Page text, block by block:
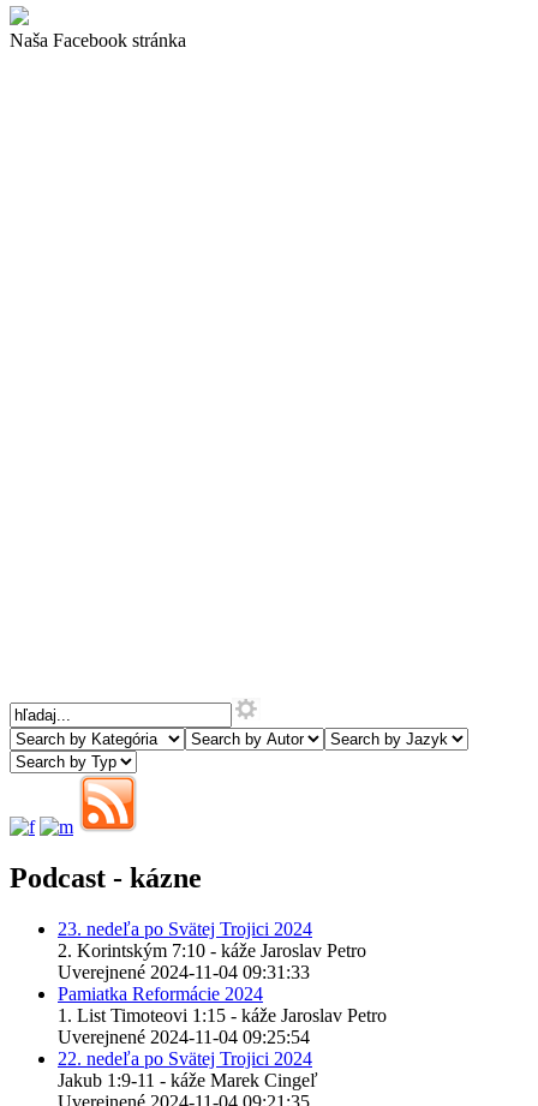
Naša Facebook stránka
Podcast - kázne
23. nedeľa po Svätej Trojici 2024
2. Korintským 7:10 - káže Jaroslav Petro
Uverejnené 2024-11-04 09:31:33
Pamiatka Reformácie 2024
1. List Timoteovi 1:15 - káže Jaroslav Petro
Uverejnené 2024-11-04 09:25:54
22. nedeľa po Svätej Trojici 2024
Jakub 1:9-11 - káže Marek Cingeľ
Uverejnené 2024-11-04 09:21:35